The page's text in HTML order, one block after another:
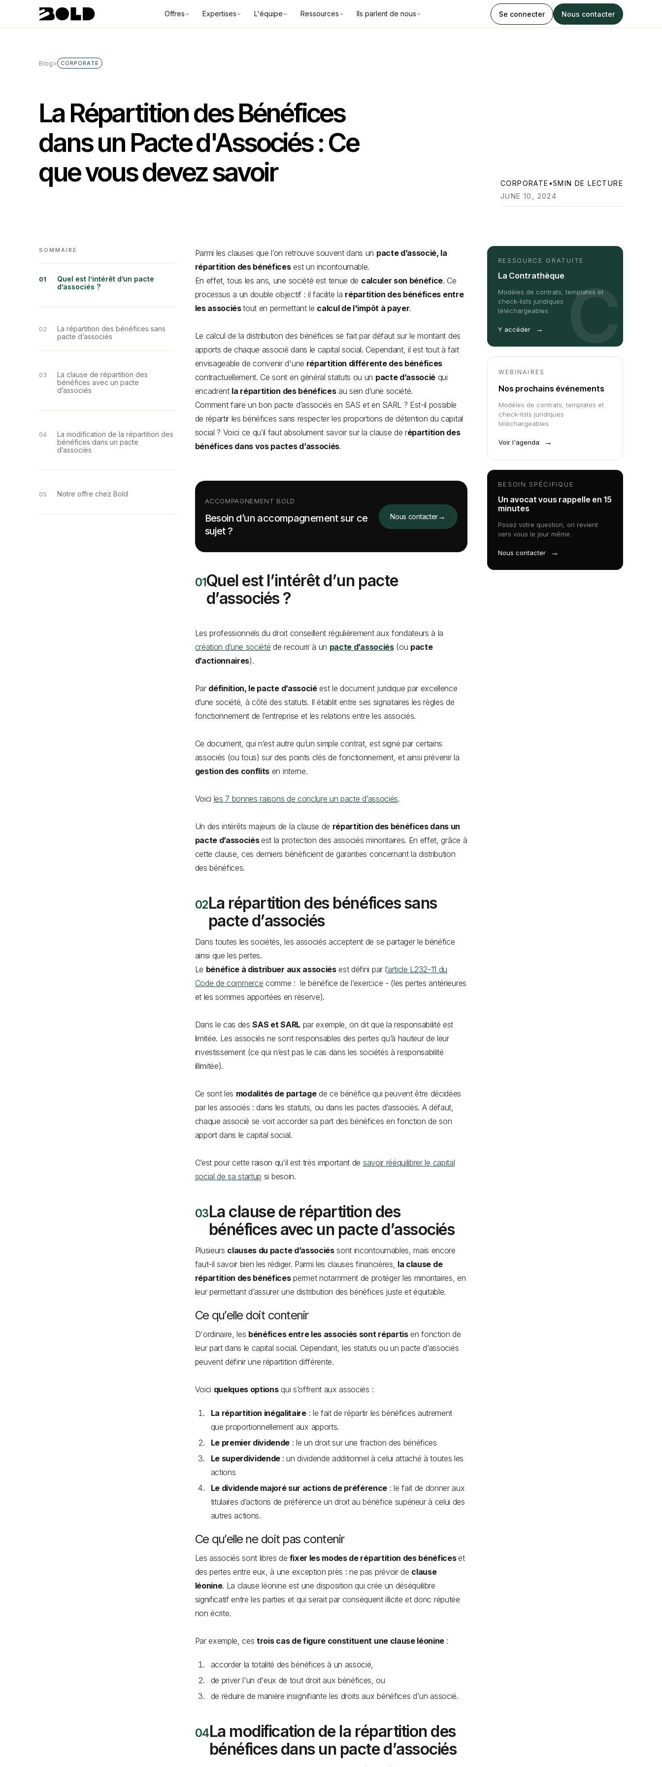
Offres Expertises L'équipe Ressources Ils parlent de nous Se connecter Nous contacter
Blog> CORPORATE
La Répartition des Bénéfices
dans un Pacte d'Associés : Ce
que vous devez savoir
CORPORATE •5MIN DE LECTURE
JUNE 10, 2024
SOMMAIRE
Quel est l’intérêt d’un pacte
d’associés ?
La répartition des bénéfices sans
pacte d’associés
La clause de répartition des
bénéfices avec un pacte
d’associés
La modification de la répartition des
bénéfices dans un pacte
d’associés
Notre offre chez Bold
Parmi les clauses que l’on retrouve souvent dans un pacte d’associé, la
répartition des bénéficesest un incontournable.
En effet, tous les ans, une société est tenue de calculer son bénéfice. Ce
processus a un double objectif : il facilite la répartition des bénéfices entre
les associéstout en permettant le calcul de l'impôt à payer.
Le calcul de la distribution des bénéfices se fait par défaut sur le montant des
apports de chaque associé dans le capital social. Cependant, il est tout à fait
envisageable de convenir d'une répartition différente des bénéfices
contractuellement. Ce sont en général statuts ou un pacte d’associé qui
encadrent la répartition des bénéficesau sein d’une société.
Comment faire un bon pacte d’associés en SAS et en SARL ? Est-il possible
de répartir les bénéfices sans respecter les proportions de détention du capital
social ? Voici ce qu’il faut absolument savoir sur la clause de répartition des
bénéfices dans vos pactes d’associés.
ACCOMPAGNEMENT BOLD
Besoin d’un accompagnement sur ce
sujet ?
Nous contacter→
Quel est l’intérêt d’un pacte
d’associés ?
Les professionnels du droit conseillent régulièrement aux fondateurs à la
création d’une société de recourir à un pacte d’associés(ou pacte
d’actionnaires).
Par définition, le pacte d’associéest le document juridique par excellence
d’une société, à côté des statuts. Il établit entre ses signataires les règles de
fonctionnement de l’entreprise et les relations entre les associés.
Ce document, qui n’est autre qu’un simple contrat, est signé par certains
associés (ou tous) sur des points clés de fonctionnement, et ainsi prévenir la
gestion des conflits en interne.
Voici les 7 bonnes raisons de conclure un pacte d’associés.
Un des intérêts majeurs de la clause de répartition des bénéfices dans un
pacte d’associésest la protection des associés minoritaires. En effet, grâce à
cette clause, ces derniers bénéficient de garanties concernant la distribution
des bénéfices.
La répartition des bénéfices sans
pacte d’associés
Dans toutes les sociétés, les associés acceptent de se partager le bénéfice
ainsi que les pertes.
Le bénéfice à distribuer aux associésest défini par l’article L232-11 du
Code de commerce comme : le bénéfice de l’exercice - (les pertes antérieures
et les sommes apportées en réserve).
Dans le cas desSAS et SARLpar exemple, on dit que la responsabilité est
limitée. Les associés ne sont responsables des pertes qu’à hauteur de leur
investissement (ce qui n’est pas le cas dans les sociétés à responsabilité
illimitée).
Ce sont les modalités de partagede ce bénéfice qui peuvent être décidées
par les associés : dans les statuts, ou dans les pactes d’associés. A défaut,
chaque associé se voit accorder sa part des bénéfices en fonction de son
apport dans le capital social.
C’est pour cette raison qu’il est très important de savoir rééquilibrer le capital
social de sa startup si besoin.
La clause de répartition des
bénéfices avec un pacte d’associés
Plusieurs clauses du pacte d’associéssont incontournables, mais encore
faut-il savoir bien les rédiger. Parmi les clauses financières, la clause de
répartition des bénéficespermet notamment de protéger les minoritaires, en
leur permettant d’assurer une distribution des bénéfices juste et équitable.
Ce qu’elle doit contenir
D'ordinaire, les bénéfices entre les associés sont répartisen fonction de
leur part dans le capital social. Cependant, les statuts ou un pacte d’associés
peuvent définir une répartition différente.
Voici quelques optionsqui s’offrent aux associés :
La répartition inégalitaire: le fait de répartir les bénéfices autrement
que proportionnellement aux apports.
Le premier dividende : le un droit sur une fraction des bénéfices
Le superdividende : un dividende additionnel à celui attaché à toutes les
actions
Le dividende majoré sur actions de préférence : le fait de donner aux
titulaires d’actions de préférence un droit au bénéfice supérieur à celui des
autres actions.
Ce qu’elle ne doit pas contenir
Les associés sont libres de fixer les modes de répartition des bénéficeset
des pertes entre eux, à une exception près : ne pas prévoir de clause
léonine. La clause léonine est une disposition qui crée un déséquilibre
significatif entre les parties et qui serait par conséquent illicite et donc réputée
non écrite.
Par exemple, cestrois cas de figure constituent une clause léonine :
accorder la totalité des bénéfices à un associé,
de priver l'un d'eux de tout droit aux bénéfices, ou
de réduire de manière insignifiante les droits aux bénéfices d'un associé.
La modification de la répartition des
bénéfices dans un pacte d’associés
RESSOURCE GRATUITE
La Contrathèque
Modèles de contrats, templates et
check-lists juridiques
téléchargeables.
Y accéder → C
WEBINAIRES
Nos prochains événements
Modèles de contrats, templates et
check-lists juridiques
téléchargeables.
Voir l'agenda →
BESOIN SPÉCIFIQUE
Un avocat vous rappelle en 15
minutes
Posez votre question, on revient
vers vous le jour même.
Nous contacter →